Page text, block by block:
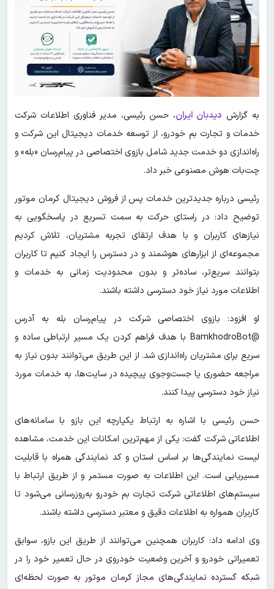
به گزارش دیدبان ایران، حسن رئیسی، مدیر فناوری اطلاعات شرکت
خدمات و تجارت بم خودرو، از توسعه خدمات دیجیتال این شرکت و
راه‌اندازی دو خدمت جدید شامل بازوی اختصاصی در پیام‌رسان «بله» و
چت‌بات هوش مصنوعی خبر داد.
رئیسی درباره جدیدترین خدمات پس از فروش دیجیتال کرمان موتور
توضیح داد: در راستای حرکت به سمت تسریع در پاسخگویی به
نیازهای کاربران و با هدف ارتقای تجربه مشتریان، تلاش کردیم
مجموعه‌ای از ابزارهای هوشمند و در دسترس را ایجاد کنیم تا کاربران
بتوانند سریع‌تر، ساده‌تر و بدون محدودیت زمانی به خدمات و
اطلاعات مورد نیاز خود دسترسی داشته باشند.
او افزود: بازوی اختصاصی شرکت در پیام‌رسان بله به آدرس
@BamkhodroBot با هدف فراهم کردن یک مسیر ارتباطی ساده و
سریع برای مشتریان راه‌اندازی شد. از این طریق می‌توانند بدون نیاز به
مراجعه حضوری یا جست‌وجوی پیچیده در سایت‌ها، به خدمات مورد
نیاز خود دسترسی پیدا کنند.
حسن رئیسی با اشاره به ارتباط یکپارچه این بازو با سامانه‌های
اطلاعاتی شرکت گفت: یکی از مهم‌ترین امکانات این خدمت، مشاهده
لیست نمایندگی‌ها بر اساس استان و کد نمایندگی همراه با قابلیت
مسیریابی است. این اطلاعات به صورت مستمر و از طریق ارتباط با
سیستم‌های اطلاعاتی شرکت تجارت بم خودرو به‌روزرسانی می‌شود تا
کاربران همواره به اطلاعات دقیق و معتبر دسترسی داشته باشند.
وی ادامه داد: کاربران همچنین می‌توانند از طریق این بازو، سوابق
تعمیراتی خودرو و آخرین وضعیت خودروی در حال تعمیر خود را در
شبکه گسترده نمایندگی‌های مجاز کرمان موتور به صورت لحظه‌ای